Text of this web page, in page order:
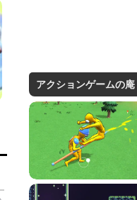
アクションゲームの庵